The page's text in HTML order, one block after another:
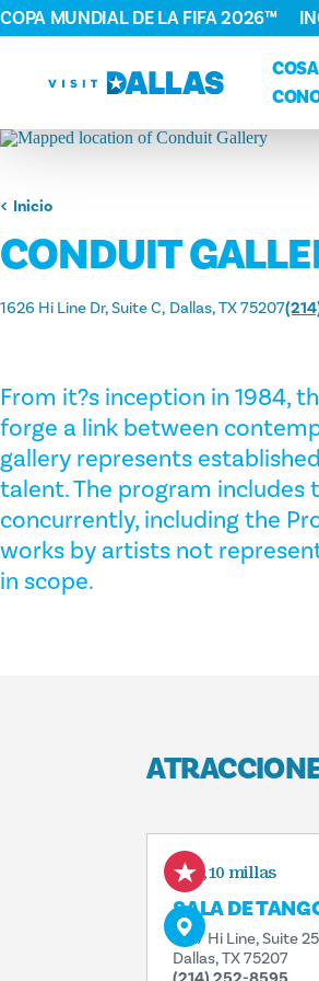
Ir al contenido
COPA MUNDIAL DE LA FIFA 2026™
Inicio
CONDUIT
1626 Hi Line Dr, Suite C Dallas, TX 75207
From it?s inception in 1984,
forge a link between
gallery represents
talent. The program includes
concurrently, including the
works by artists not
in scope.
0,10 millas
SALA DE
1617 Hi Line, Suite
Dallas, TX 75207